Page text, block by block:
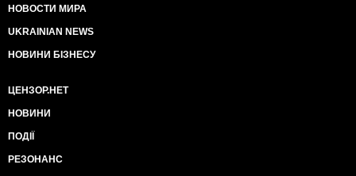
НОВОСТИ МИРА
UKRAINIAN NEWS
НОВИНИ БІЗНЕСУ
ЦЕНЗОР.НЕТ
НОВИНИ
ПОДІЇ
РЕЗОНАНС